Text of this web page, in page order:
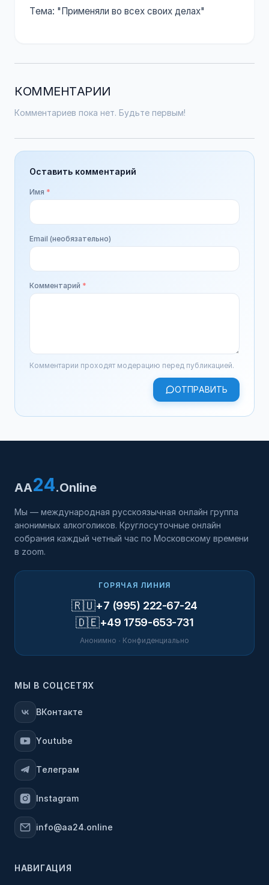
Тема: "Применяли во всех своих делах"
КОММЕНТАРИИ
Комментариев пока нет. Будьте первым!
Оставить комментарий
Имя *
Email (необязательно)
Комментарий *
Комментарии проходят модерацию перед публикацией.
ОТПРАВИТЬ
AA24.Online
Мы — международная русскоязычная онлайн группа
анонимных алкоголиков. Круглосуточные онлайн
собрания каждый четный час по Московскому времени
в zoom.
ГОРЯЧАЯ ЛИНИЯ
🇷🇺+7 (995) 222-67-24
🇩🇪+49 1759-653-731
Анонимно · Конфиденциально
МЫ В СОЦСЕТЯХ
ВКонтакте
Youtube
Телеграм
Instagram
info@aa24.online
НАВИГАЦИЯ